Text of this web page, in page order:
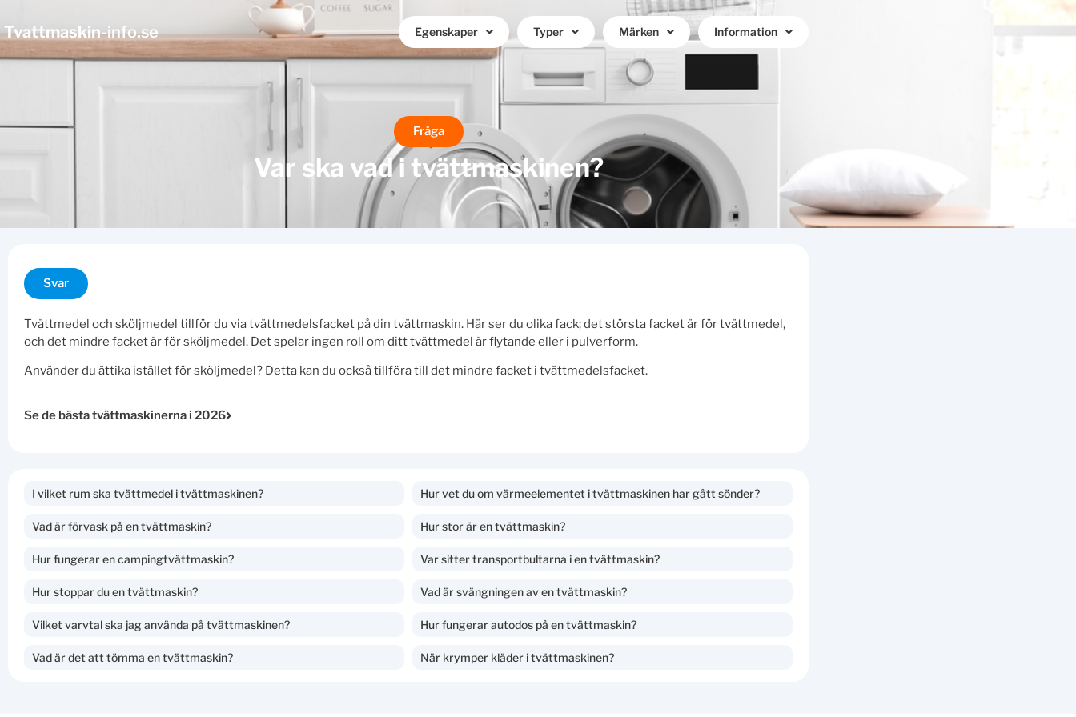
Tvattmaskin-info.se Egenskaper Typer Märken Information
Fråga
Var ska vad i tvättmaskinen?
Svar
Tvättmedel och sköljmedel tillför du via tvättmedelsfacket på din tvättmaskin. Här ser du olika fack; det största facket är för tvättmedel,
och det mindre facket är för sköljmedel. Det spelar ingen roll om ditt tvättmedel är flytande eller i pulverform.
Använder du ättika istället för sköljmedel? Detta kan du också tillföra till det mindre facket i tvättmedelsfacket.
Se de bästa tvättmaskinerna i 2026
I vilket rum ska tvättmedel i tvättmaskinen? Hur vet du om värmeelementet i tvättmaskinen har gått sönder?
Vad är förvask på en tvättmaskin? Hur stor är en tvättmaskin?
Hur fungerar en campingtvättmaskin? Var sitter transportbultarna i en tvättmaskin?
Hur stoppar du en tvättmaskin? Vad är svängningen av en tvättmaskin?
Vilket varvtal ska jag använda på tvättmaskinen? Hur fungerar autodos på en tvättmaskin?
Vad är det att tömma en tvättmaskin? När krymper kläder i tvättmaskinen?